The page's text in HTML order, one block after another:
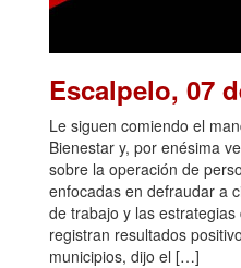
Escalpelo, 07
Le siguen comiendo el
Bienestar y, por enésima
sobre la operación de
enfocadas en defraudar a
de trabajo y las
registran resultados
municipios, dijo el […]